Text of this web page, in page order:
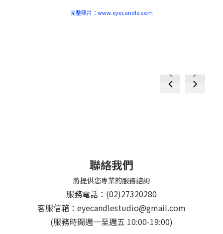
完整照片：www.eyecandle.com
prev
next
prev
next
聯絡我們
將提供您專業的服務諮詢
服務電話：(02)27320280
客服信箱：eyecandlestudio@gmail.com
(服務時間週一至週五 10:00-19:00)